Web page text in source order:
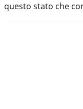
questo stato che